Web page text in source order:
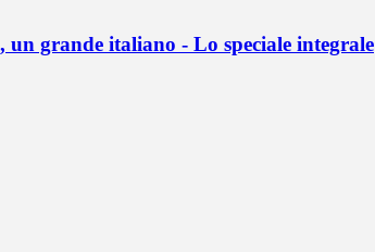
grande italiano - Lo speciale integrale